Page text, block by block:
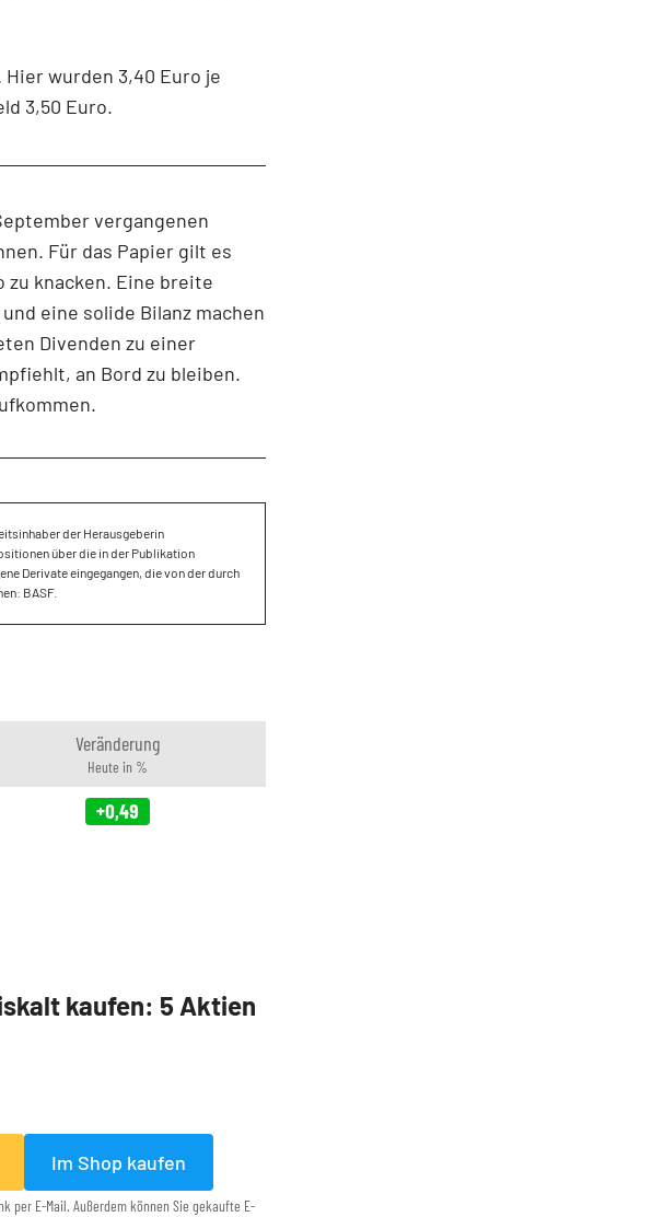
wurden 3,40 Euro je
3,50 Euro.
vergangenen
Für das Papier gilt es
zu knacken. Eine breite
eine solide Bilanz machen
Divenden zu einer
an Bord zu bleiben.
der Herausgeberin
über die in der Publikation
Derivate eingegangen, die von der durch
BASF.
Veränderung
Heute in %
+0,49
kaufen: 5 Aktien
Im Shop kaufen
per E-Mail. Außerdem können Sie gekaufte E-